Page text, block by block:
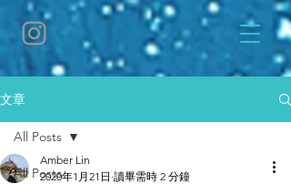
文章
All Posts
All Posts
Amber Lin
2020年1月21日 讀畢需時 2 分鐘